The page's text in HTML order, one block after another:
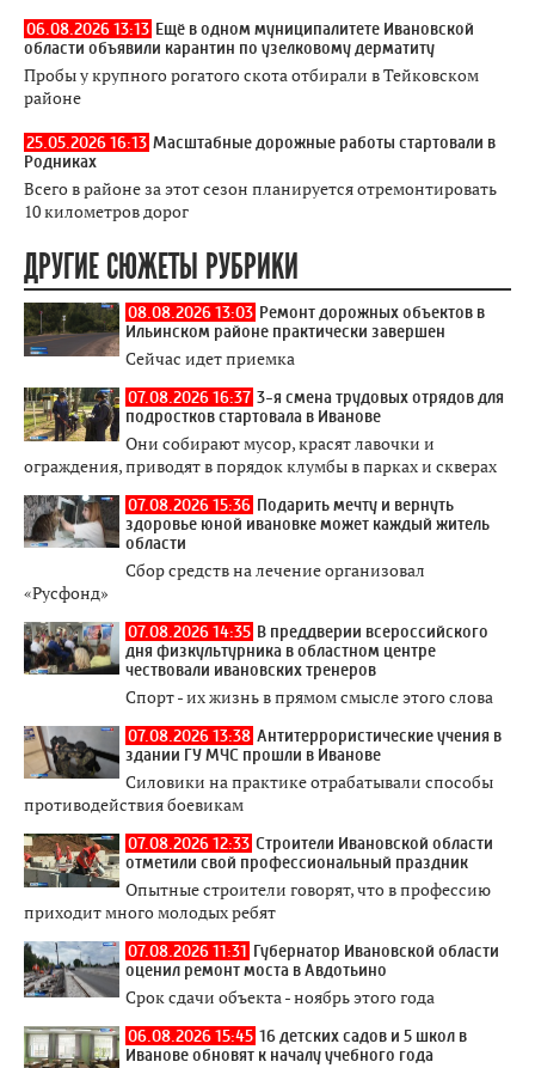
06.08.2026 13:13 Ещё в одном муниципалитете Ивановской
области объявили карантин по узелковому дерматиту
Пробы у крупного рогатого скота отбирали в Тейковском
районе
25.05.2026 16:13 Масштабные дорожные работы стартовали в
Родниках
Всего в районе за этот сезон планируется отремонтировать
10 километров дорог
ДРУГИЕ СЮЖЕТЫ РУБРИКИ
08.08.2026 13:03 Ремонт дорожных объектов в
Ильинском районе практически завершен
Сейчас идет приемка
07.08.2026 16:37 3-я смена трудовых отрядов для
подростков стартовала в Иванове
Они собирают мусор, красят лавочки и
ограждения, приводят в порядок клумбы в парках и скверах
07.08.2026 15:36 Подарить мечту и вернуть
здоровье юной ивановке может каждый житель
области
Сбор средств на лечение организовал
«Русфонд»
07.08.2026 14:35 В преддверии всероссийского
дня физкультурника в областном центре
чествовали ивановских тренеров
Спорт - их жизнь в прямом смысле этого слова
07.08.2026 13:38 Антитеррористические учения в
здании ГУ МЧС прошли в Иванове
Силовики на практике отрабатывали способы
противодействия боевикам
07.08.2026 12:33 Строители Ивановской области
отметили свой профессиональный праздник
Опытные строители говорят, что в профессию
приходит много молодых ребят
07.08.2026 11:31 Губернатор Ивановской области
оценил ремонт моста в Авдотьино
Срок сдачи объекта - ноябрь этого года
06.08.2026 15:45 16 детских садов и 5 школ в
Иванове обновят к началу учебного года